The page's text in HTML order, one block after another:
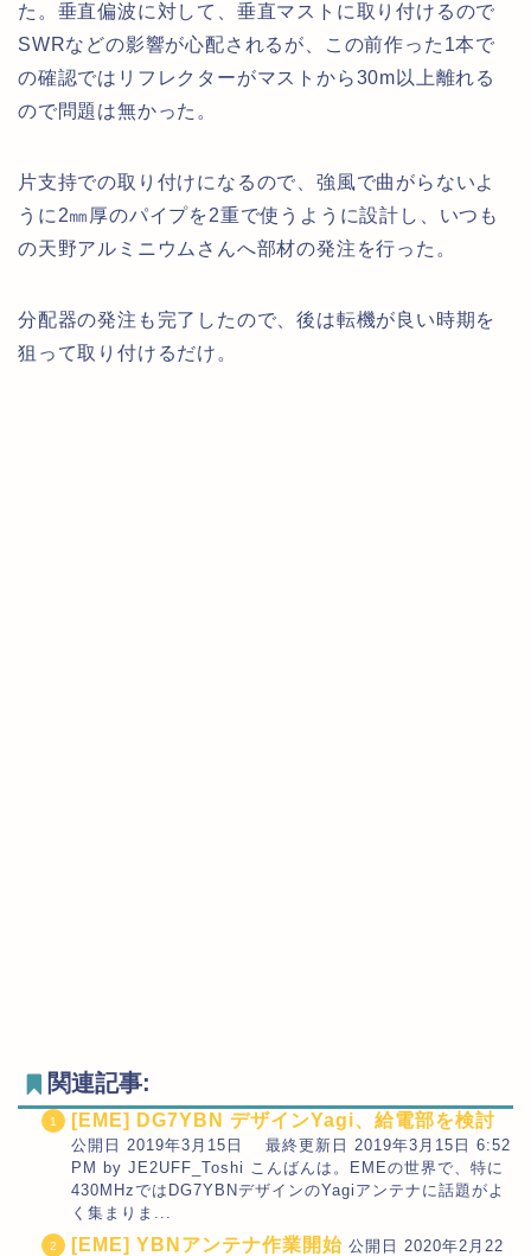
た。垂直偏波に対して、垂直マストに取り付けるので
SWRなどの影響が心配されるが、この前作った1本で
の確認ではリフレクターがマストから30m以上離れる
ので問題は無かった。
片支持での取り付けになるので、強風で曲がらないよ
うに2㎜厚のパイプを2重で使うように設計し、いつも
の天野アルミニウムさんへ部材の発注を行った。
分配器の発注も完了したので、後は転機が良い時期を
狙って取り付けるだけ。
関連記事:
[EME] DG7YBN デザインYagi、給電部を検討
公開日 2019年3月15日 最終更新日 2019年3月15日 6:52
PM by JE2UFF_Toshi こんばんは。EMEの世界で、特に
430MHzではDG7YBNデザインのYagiアンテナに話題がよ
く集まりま...
[EME] YBNアンテナ作業開始 公開日 2020年2月22